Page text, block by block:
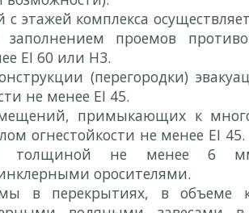
с этажей комплекса
проемов
EI 60 или Н3.
(перегородки)
не менее EI 45.
примыкающих к
огнестойкости не менее EI 45.
толщиной не менее 6
оросителями.
в перекрытиях, в объеме